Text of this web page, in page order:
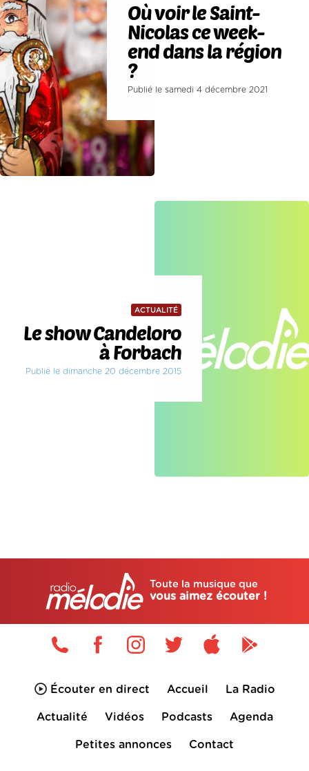
Où voir le Saint-
Nicolas ce week-
end dans la région
?
Publié le samedi 4 décembre 2021
ACTUALITÉ
Le show Candeloro
à Forbach
Publié le dimanche 20 décembre 2015
Toute la musique que
vous aimez écouter !
Écouter en direct Accueil La Radio
Actualité Vidéos Podcasts Agenda
Petites annonces Contact